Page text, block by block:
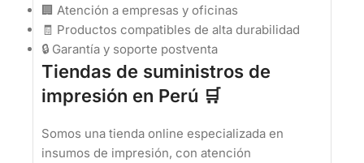
🏢 Atención a empresas y oficinas
🧾 Productos compatibles de alta durabilidad
🔒 Garantía y soporte postventa
Tiendas de suministros de
impresión en Perú 🛒
Somos una tienda online especializada en
insumos de impresión, con atención